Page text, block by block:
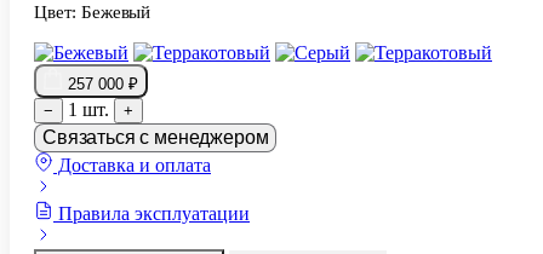
Цвет: Бежевый
257 000 ₽
−
1 шт. +
Связаться с менеджером
Доставка и оплата
Правила эксплуатации